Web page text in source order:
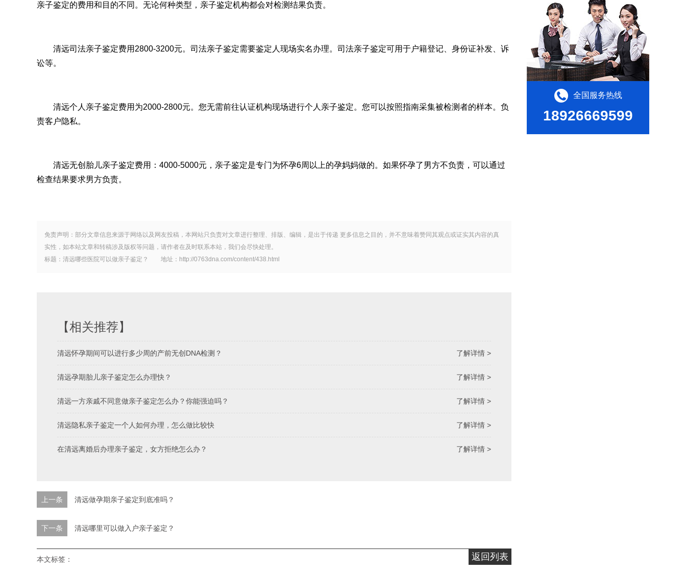
亲子鉴定的费用和目的不同。无论何种类型，亲子鉴定机构都会对检测结果负责。
清远司法亲子鉴定费用2800-3200元。司法亲子鉴定需要鉴定人现场实名办理。司法亲子鉴定可用于户籍登记、身份证补发、诉
讼等。
清远个人亲子鉴定费用为2000-2800元。您无需前往认证机构现场进行个人亲子鉴定。您可以按照指南采集被检测者的样本。负
责客户隐私。
清远无创胎儿亲子鉴定费用：4000-5000元，亲子鉴定是专门为怀孕6周以上的孕妈妈做的。如果怀孕了男方不负责，可以通过
检查结果要求男方负责。
免责声明：部分文章信息来源于网络以及网友投稿，本网站只负责对文章进行整理、排版、编辑，是出于传递 更多信息之目的，并不意味着赞同其观点或证实其内容的真
实性，如本站文章和转稿涉及版权等问题，请作者在及时联系本站，我们会尽快处理。
标题：清远哪些医院可以做亲子鉴定？ 地址：http://0763dna.com/content/438.html
【相关推荐】
了解详情 >
清远怀孕期间可以进行多少周的产前无创DNA检测？
了解详情 >
清远孕期胎儿亲子鉴定怎么办理快？
了解详情 >
清远一方亲戚不同意做亲子鉴定怎么办？你能强迫吗？
了解详情 >
清远隐私亲子鉴定一个人如何办理，怎么做比较快
了解详情 >
在清远离婚后办理亲子鉴定，女方拒绝怎么办？
上一条 清远做孕期亲子鉴定到底准吗？
下一条 清远哪里可以做入户亲子鉴定？
返回列表
本文标签：
全国服务热线
18926669599